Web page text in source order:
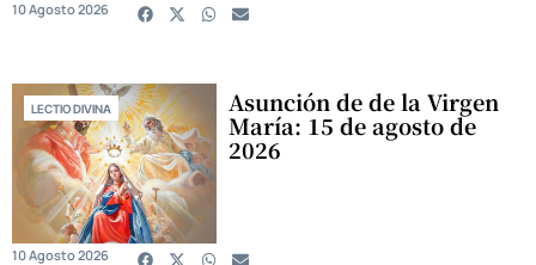
10 Agosto 2026
LECTIO DIVINA Asunción de de la Virgen
María: 15 de agosto de
2026
10 Agosto 2026